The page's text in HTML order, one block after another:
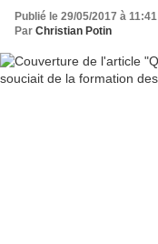
Publié le 29/05/2017 à 11:41
Par Christian Potin